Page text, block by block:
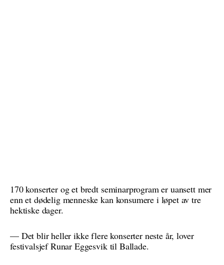
170 konserter og et bredt seminarprogram er uansett mer
enn et dødelig menneske kan konsumere i løpet av tre
hektiske dager.
— Det blir heller ikke flere konserter neste år, lover
festivalsjef Runar Eggesvik til Ballade.